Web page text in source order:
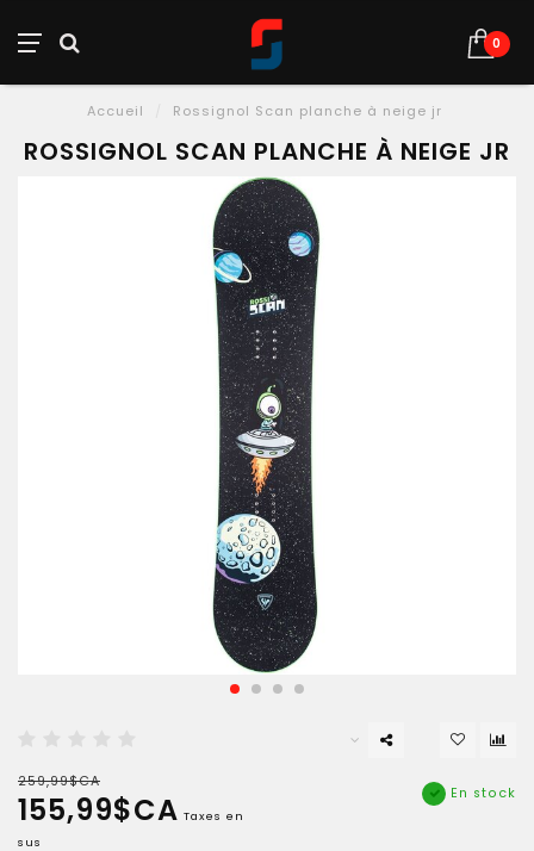
0
Accueil Rossignol Scan planche à neige jr
ROSSIGNOL SCAN PLANCHE À NEIGE JR
259,99$CA
155,99$CA Taxes en
sus
En stock